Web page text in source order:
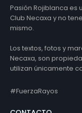
Pasión Rojiblanca es
Club Necaxa y no
mismo.
Los textos, fotos y
Necaxa, son
utilizan únicamente
#FuerzaRayos